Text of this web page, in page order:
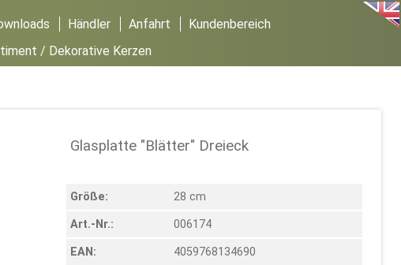
Händler Anfahrt
Kundenbereich
/ Dekorative Kerzen
Glasplatte "Blätter" Dreieck
Größe: 28 cm
Art.-Nr.: 006174
EAN: 4059768134690